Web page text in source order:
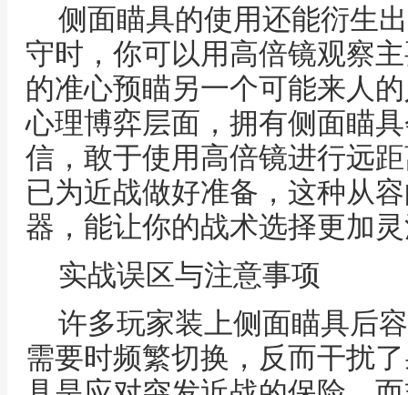
侧面瞄具的使用还能衍生
守时，你可以用高倍镜观察
的准心预瞄另一个可能来人
心理博弈层面，拥有侧面瞄
信，敢于使用高倍镜进行远
已为近战做好准备，这种从
器，能让你的战术选择更加
实战误区与注意事项
许多玩家装上侧面瞄具后
需要时频繁切换，反而干扰